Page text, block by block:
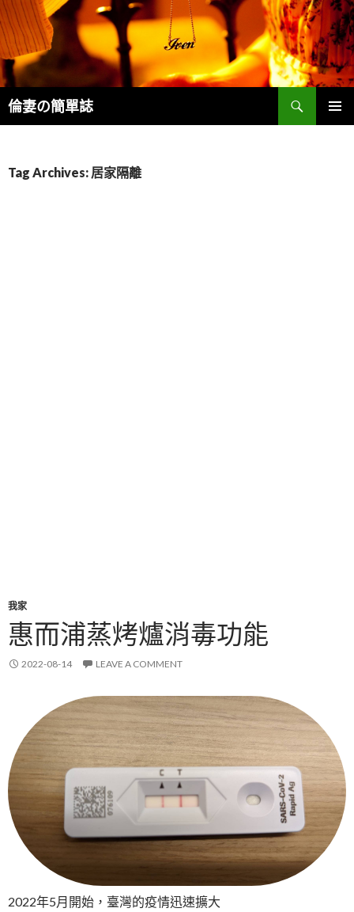
倫妻の簡單誌
Search
Tag Archives: 居家隔離
我家
惠而浦蒸烤爐消毒功能
2022-08-14 LEAVE A COMMENT
2022年5月開始，臺灣的疫情迅速擴大